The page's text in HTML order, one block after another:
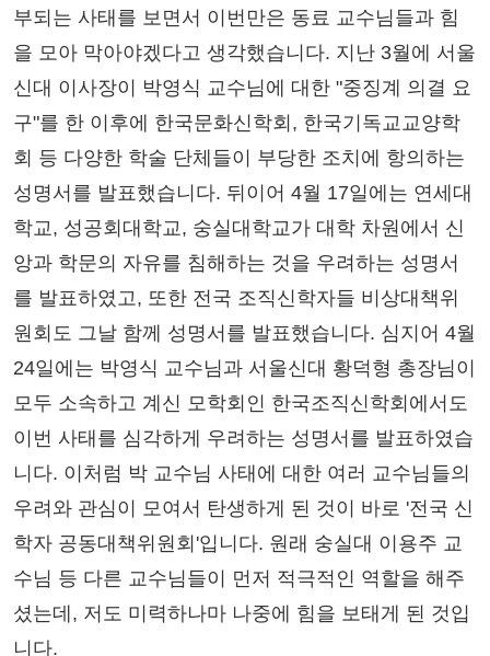
부되는 사태를 보면서 이번만은 동료 교수님들과 힘
을 모아 막아야겠다고 생각했습니다. 지난 3월에 서울
신대 이사장이 박영식 교수님에 대한 "중징계 의결 요
구"를 한 이후에 한국문화신학회, 한국기독교교양학
회 등 다양한 학술 단체들이 부당한 조치에 항의하는
성명서를 발표했습니다. 뒤이어 4월 17일에는 연세대
학교, 성공회대학교, 숭실대학교가 대학 차원에서 신
앙과 학문의 자유를 침해하는 것을 우려하는 성명서
를 발표하였고, 또한 전국 조직신학자들 비상대책위
원회도 그날 함께 성명서를 발표했습니다. 심지어 4월
24일에는 박영식 교수님과 서울신대 황덕형 총장님이
모두 소속하고 계신 모학회인 한국조직신학회에서도
이번 사태를 심각하게 우려하는 성명서를 발표하였습
니다. 이처럼 박 교수님 사태에 대한 여러 교수님들의
우려와 관심이 모여서 탄생하게 된 것이 바로 '전국 신
학자 공동대책위원회'입니다. 원래 숭실대 이용주 교
수님 등 다른 교수님들이 먼저 적극적인 역할을 해주
셨는데, 저도 미력하나마 나중에 힘을 보태게 된 것입
니다.